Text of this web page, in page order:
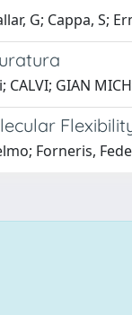
G; Cappa, S;
GIAN
Forneris,